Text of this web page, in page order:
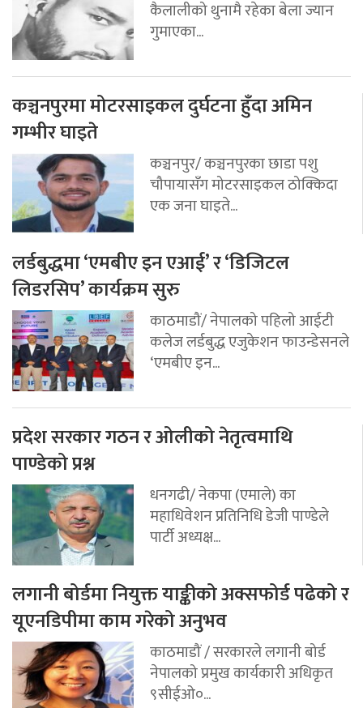
कैलालीको थुनामै रहेका बेला ज्यान
गुमाएका...
कञ्चनपुरमा मोटरसाइकल दुर्घटना हुँदा अमिन
गम्भीर घाइते
कञ्चनपुर/ कञ्चनपुरका छाडा पशु
चौपायासँग मोटरसाइकल ठोक्किदा
एक जना घाइते...
लर्डबुद्धमा ‘एमबीए इन एआई’ र ‘डिजिटल
लिडरसिप’ कार्यक्रम सुरु
काठमाडौं/ नेपालको पहिलो आईटी
कलेज लर्डबुद्ध एजुकेशन फाउन्डेसनले
‘एमबीए इन...
प्रदेश सरकार गठन र ओलीको नेतृत्वमाथि
पाण्डेको प्रश्न
धनगढी/ नेकपा (एमाले) का
महाधिवेशन प्रतिनिधि डेजी पाण्डेले
पार्टी अध्यक्ष...
लगानी बोर्डमा नियुक्त याङ्कीको अक्सफोर्ड पढेको र
यूएनडिपीमा काम गरेको अनुभव
काठमाडौं / सरकारले लगानी बोर्ड
नेपालको प्रमुख कार्यकारी अधिकृत
९सीईओ०...